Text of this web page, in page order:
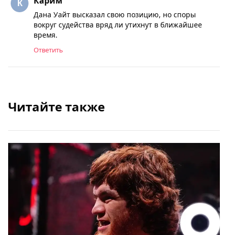
Дана Уайт высказал свою позицию, но споры
вокруг судейства вряд ли утихнут в ближайшее
время.
Ответить
Читайте также